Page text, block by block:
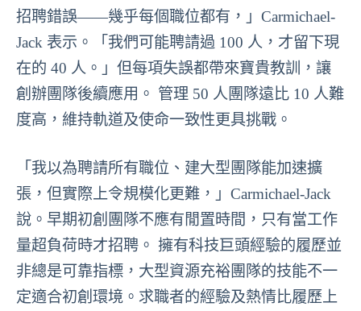
招聘錯誤——幾乎每個職位都有，」Carmichael-
Jack 表示。「我們可能聘請過 100 人，才留下現
在的 40 人。」但每項失誤都帶來寶貴教訓，讓
創辦團隊後續應用。 管理 50 人團隊遠比 10 人難
度高，維持軌道及使命一致性更具挑戰。
「我以為聘請所有職位、建大型團隊能加速擴
張，但實際上令規模化更難，」Carmichael-Jack
說。早期初創團隊不應有閒置時間，只有當工作
量超負荷時才招聘。 擁有科技巨頭經驗的履歷並
非總是可靠指標，大型資源充裕團隊的技能不一
定適合初創環境。求職者的經驗及熱情比履歷上